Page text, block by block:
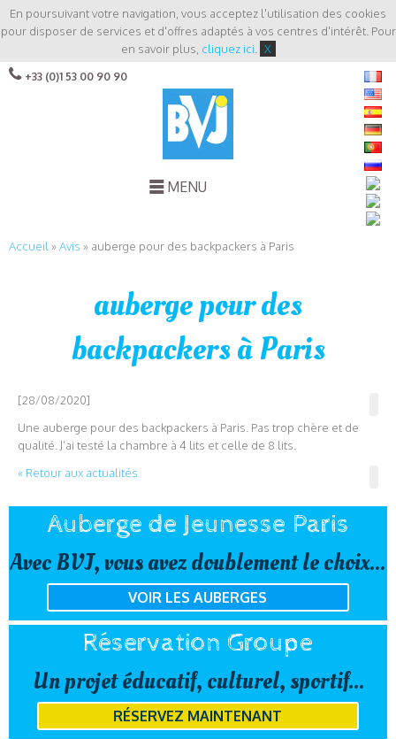
En poursuivant votre navigation, vous acceptez l'utilisation des cookies
pour disposer de services et d'offres adaptés à vos centres d'intérêt. Pour
en savoir plus, cliquez ici X
+33 (0)1 53 00 90 90
MENU
Accueil »Avis » auberge pour des backpackers à Paris
auberge pour des
backpackers à Paris
[28/08/2020]
Une auberge pour des backpackers à Paris. Pas trop chère et de
qualité. J’ai testé la chambre à 4 lits et celle de 8 lits.
« Retour aux actualités
Auberge de Jeunesse Paris
Avec BVJ, vous avez doublement le choix...
VOIR LES AUBERGES
Réservation Groupe
Un projet éducatif, culturel, sportif...
RÉSERVEZ MAINTENANT